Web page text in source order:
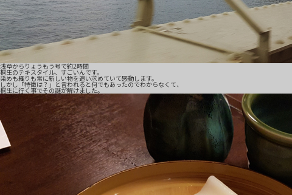
浅草からりょうもう号で約2時間
桐生のテキスタイル、すごいんです。
染めも織りも常に新しい物を追い求めていて感動します。
しかし「特徴は？」と言われると何でもあったのでわからなくて、
桐生に行く事でその謎が解けました。